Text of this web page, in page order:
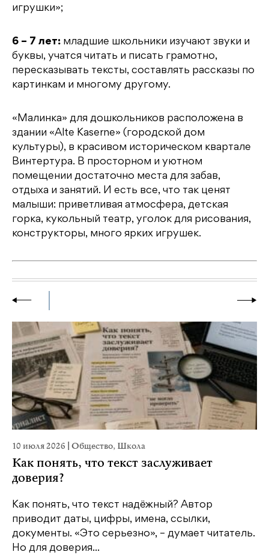
игрушки»;
6 – 7 лет: младшие школьники изучают звуки и
буквы, учатся читать и писать грамотно,
пересказывать тексты, составлять рассказы по
картинкам и многому другому.
«Малинка» для дошкольников расположена в
здании «Alte Kaserne» (городской дом
культуры), в красивом историческом квартале
Винтертура. В просторном и уютном
помещении достаточно места для забав,
отдыха и занятий. И есть все, что так ценят
малыши: приветливая атмосфера, детская
горка, кукольный театр, уголок для рисования,
конструкторы, много ярких игрушек.
10 июля 2026 Общество, Школа
Как понять, что текст заслуживает
доверия?
Как понять, что текст надёжный? Автор
приводит даты, цифры, имена, ссылки,
документы. «Это серьезно», – думает читатель.
Но для доверия...